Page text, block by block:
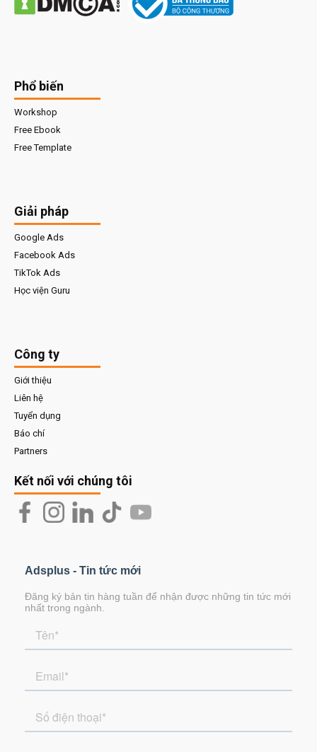
Phổ biến
Workshop
Free Ebook
Free Template
Giải pháp
Google Ads
Facebook Ads
TikTok Ads
Học viện Guru
Công ty
Giới thiệu
Liên hệ
Tuyển dụng
Báo chí
Partners
Kết nối với chúng tôi